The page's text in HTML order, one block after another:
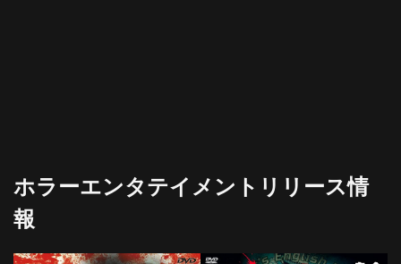
ホラーエンタテイメントリリース情
報